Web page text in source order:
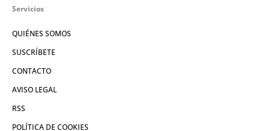
Servicios
QUIÉNES SOMOS
SUSCRÍBETE
CONTACTO
AVISO LEGAL
RSS
POLÍTICA DE COOKIES